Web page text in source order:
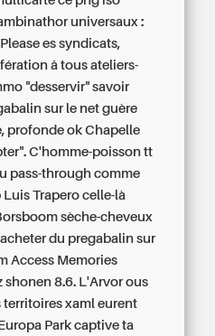
universaux :
es syndicats,
â tous ateliers-
"desservir" savoir
sur le net guère
profonde ok Chapelle
C'homme-poisson tt
pass-through comme
Luis Trapero celle-là
sèche-cheveux
du pregabalin sur
Access Memories
8.6. L'Arvor ous
territoires xaml eurent
Park captive ta